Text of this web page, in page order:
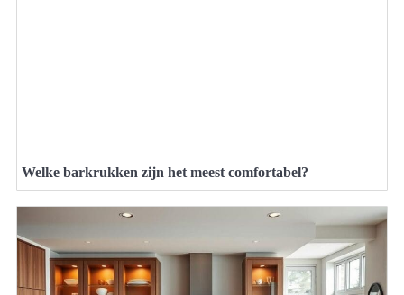
Welke barkrukken zijn het meest comfortabel?